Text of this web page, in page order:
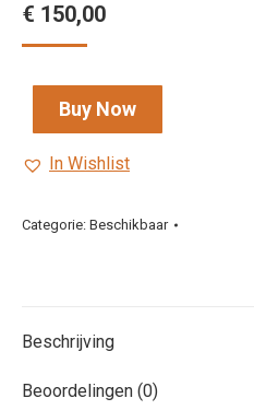
€ 150,00
Buy Now
In Wishlist
Categorie: Beschikbaar
Beschrijving
Beoordelingen (0)